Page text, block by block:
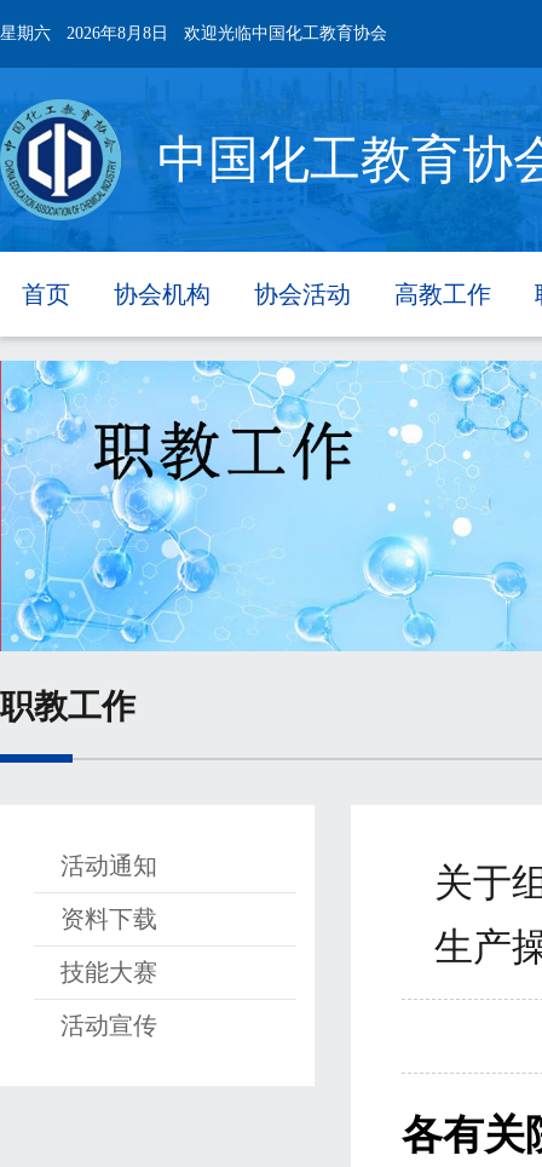
星期六 2026年8月8日 欢迎光临中国化工教育协会
中国化工教育协
首页 协会机构 协会活动 高教工作
职教工作
活动通知
资料下载
技能大赛
活动宣传
关于
生产
各有关